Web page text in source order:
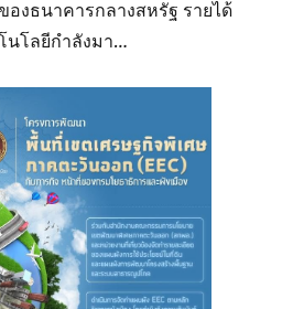
งธนาคารกลางสหรัฐ รายได้
นโลยีกำลังมา…